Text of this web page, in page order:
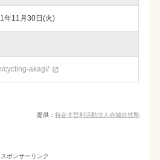
年11月30日(火)
cycling-akagi/ 
提供： 特定非営利活動法人赤城自然塾
スポンサーリンク